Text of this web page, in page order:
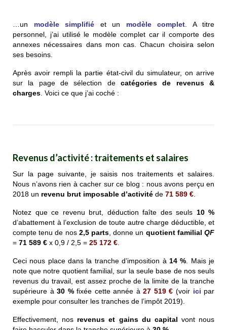
…un modèle simplifié et un modèle complet. A titre
personnel, j’ai utilisé le modèle complet car il comporte des
annexes nécessaires dans mon cas. Chacun choisira selon
ses besoins.
Après avoir rempli la partie état-civil du simulateur, on arrive
sur la page de sélection de catégories de revenus &
charges. Voici ce que j’ai coché :
Revenus d’activité : traitements et salaires
Sur la page suivante, je saisis nos traitements et salaires.
Nous n’avons rien à cacher sur ce blog : nous avons perçu en
2018 un revenu brut imposable d’activité de 71 589 €.
Notez que ce revenu brut, déduction faîte des seuls 10 %
d’abattement à l’exclusion de toute autre charge déductible, et
compte tenu de nos 2,5 parts, donne un quotient familial QF
= 71 589 € x 0,9 / 2,5 = 25 172 €.
Ceci nous place dans la tranche d’imposition à 14 %. Mais je
note que notre quotient familial, sur la seule base de nos seuls
revenus du travail, est assez proche de la limite de la tranche
supérieure à30 %fixée cette année à27 519 € (voir ici par
exemple pour consulter les tranches de l’impôt 2019).
Effectivement, nos revenus et gains du capital vont nous